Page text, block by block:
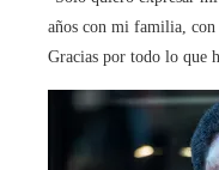
años con mi familia, con
Gracias por todo lo que